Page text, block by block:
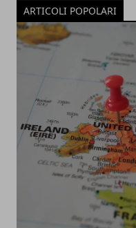
ARTICOLI POPOLARI